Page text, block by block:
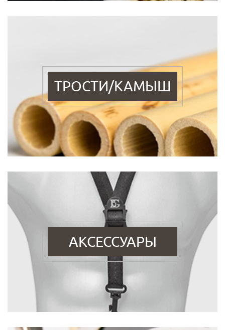
ТРОСТИ/КАМЫШ
АКСЕССУАРЫ